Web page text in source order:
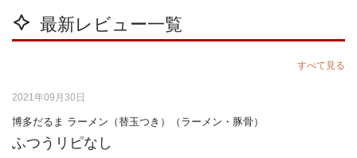
最新レビュー一覧
すべて見る
2021年09月30日
博多だるま ラーメン（替玉つき）（ラーメン・豚骨）
ふつうリピなし